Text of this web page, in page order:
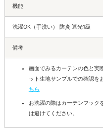
機能
洗濯OK（手洗い） 防炎 遮光1級
備考
画面でみるカーテンの色と実
ット生地サンプルでの確認を
ちら
お洗濯の際はカーテンフック
は避けてください。